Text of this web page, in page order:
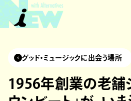
グッド・ミュージックに出会う場所
1956年創業の老舗